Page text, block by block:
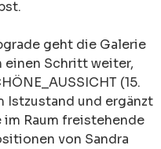
geht die Galerie
einen Schritt weiter,
(15.
Istzustand und ergänzt
Raum freistehende
von Sandra